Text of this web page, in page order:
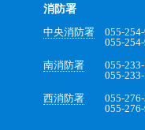
消防署
中央消防署 055-254-
055-254-9120
南消防署 055-233-
055-233-1499
西消防署 055-276-
055-276-9907